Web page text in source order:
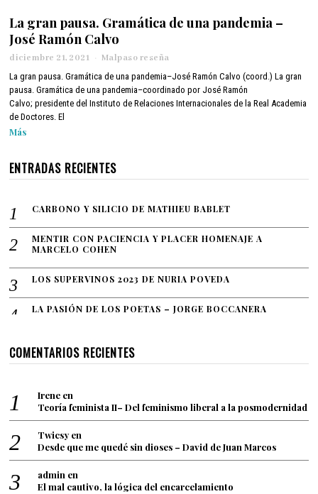
La gran pausa. Gramática de una pandemia –
José Ramón Calvo
diciembre 21, 2021
i
i
e
e
2
2
2
1
Malpaso reseña
La gran pausa. Gramática de una pandemia–José Ramón Calvo (coord.) La gran
pausa. Gramática de una pandemia–coordinado por José Ramón
Calvo; presidente del Instituto de Relaciones Internacionales de la Real Academia
de Doctores. El
Más
ENTRADAS RECIENTES
CARBONO Y SILICIO DE MATHIEU BABLET
MENTIR CON PACIENCIA Y PLACER HOMENAJE A
MARCELO COHEN
LOS SUPERVINOS 2023 DE NURIA POVEDA
LA PASIÓN DE LOS POETAS – JORGE BOCCANERA
COMENTARIOS RECIENTES
Irene en
Teoría feminista II– Del feminismo liberal a la posmodernidad
Twicsy en
Desde que me quedé sin dioses – David de Juan Marcos
admin en
El mal cautivo, la lógica del encarcelamiento